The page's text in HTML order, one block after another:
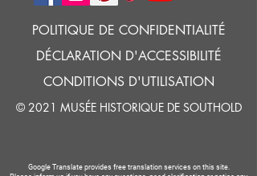
POLITIQUE DE CONFIDENTIALITÉ
DÉCLARATION D'ACCESSIBILITÉ
CONDITIONS D'UTILISATION
© 2021 MUSÉE HISTORIQUE DE SOUTHOLD
Google Translate provides free translation services on this site.